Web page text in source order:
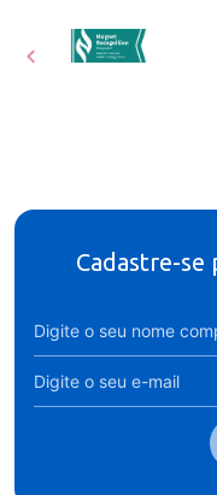
Cadastre-se